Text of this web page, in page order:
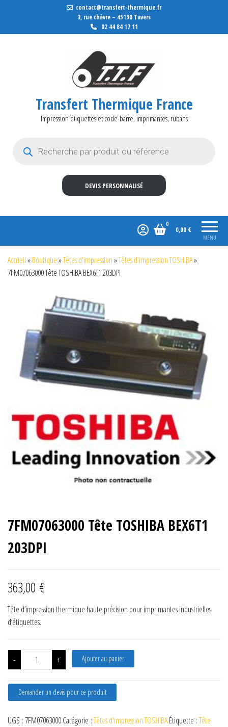
contact@transfert-thermique.fr
3, rue chèvre – 45190 Tavers
02 44 84 17 11
Transfert Thermique France
Impression étiquettes et code-barre, imprimantes, rubans
DEVIS PERSONNALISÉ
MENU
0
0,00 €
Accueil»Boutique»Têtes d'impression»Têtes d'impression TOSHIBA»
7FM07063000 Tête TOSHIBA BEX6T1 203DPI
7FM07063000 Tête TOSHIBA BEX6T1
203DPI
363,00 €
Tête d’impression thermique haute précision pour imprimantes industrielles
d’étiquettes.
- quantité de 7FM07063000 Tête TOSHIBA BEX6T1 203DPI
+ Ajouter au panier
Demander un devis pour ce produit
UGS :7FM07063000Catégorie :Têtes d'impression TOSHIBAÉtiquette :Tête